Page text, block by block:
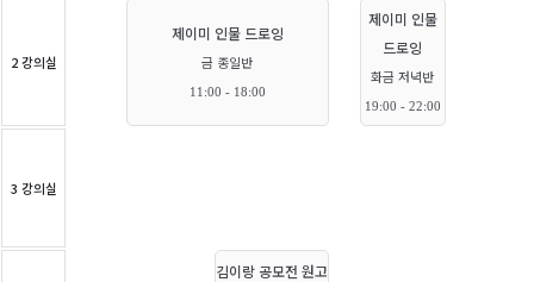
2 강의실
제이미 인물 드로잉
금 종일반
11:00 - 18:00
제이미 인물
드로잉
화금 저녁반
19:00 - 22:00
3 강의실
김이랑 공모전 원고